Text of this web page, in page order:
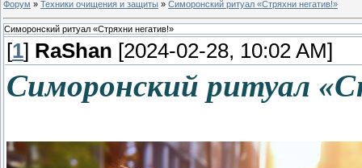
Форум » Техники очищения и защиты » Симоронский ритуал «Стряхни негатив!»
Симоронский ритуал «Стряхни негатив!»
[1] RaShan [2024-02-28, 10:02 AM]
Симоронский ритуал